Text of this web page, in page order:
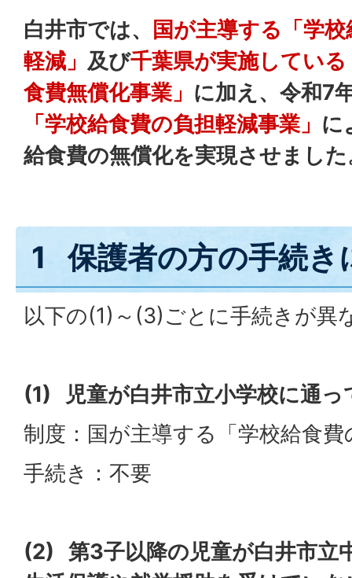
白井市では、
国が主導する「学
軽減」 及び千葉県が実施してい
食費無償化事業」 に加え、令和7
「学校給食費の負担軽減事業」 に
給食費の無償化を実現させました
1 保護者の方の手続き
以下の(1)～(3)ごとに手続きが異
(1) 児童が白井市立小学校に通っ
制度：国が主導する「学校給食
手続き：不要
(2) 第3子以降の児童が白井市立